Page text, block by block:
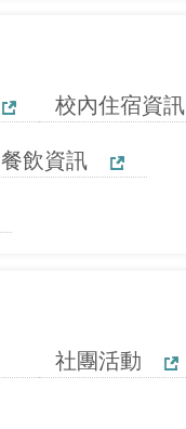
校內住宿資訊
餐飲資訊
社團活動